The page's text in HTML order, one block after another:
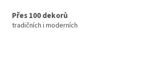
Přes 100 dekorů
tradičních i moderních